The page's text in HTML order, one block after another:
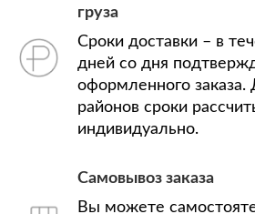
груза
Сроки доставки – в
дней со дня
оформленного
районов сроки
индивидуально.
Самовывоз заказа
Вы можете